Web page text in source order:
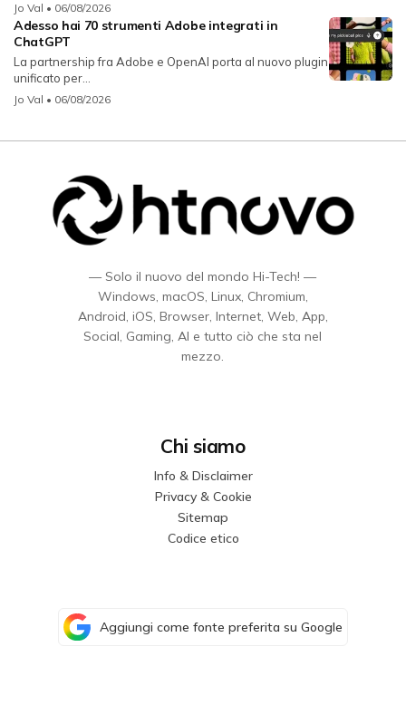
Jo Val • 06/08/2026
Adesso hai 70 strumenti Adobe integrati in
ChatGPT
La partnership fra Adobe e OpenAI porta al nuovo plugin
unificato per...
Jo Val • 06/08/2026
— Solo il nuovo del mondo Hi-Tech! —
Windows, macOS, Linux, Chromium,
Android, iOS, Browser, Internet, Web, App,
Social, Gaming, AI e tutto ciò che sta nel
mezzo.
Chi siamo
Info & Disclaimer
Privacy & Cookie
Sitemap
Codice etico
Aggiungi come fonte preferita su Google